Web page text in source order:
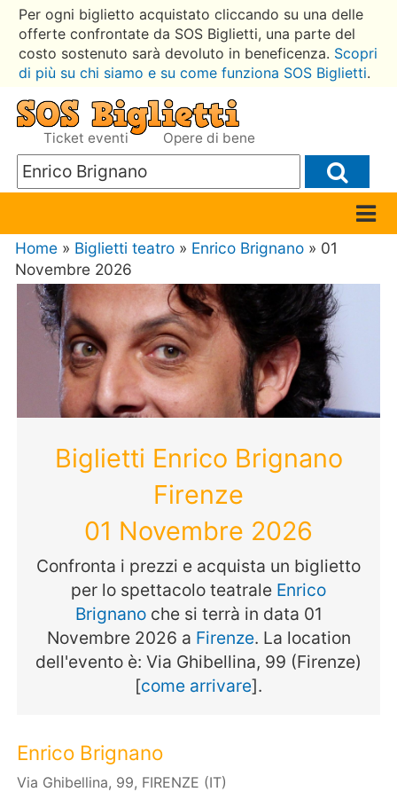
Per ogni biglietto acquistato cliccando su una delle
offerte confrontate da SOS Biglietti, una parte del
costo sostenuto sarà devoluto in beneficenza. Scopri
di più su chi siamo e su come funziona SOS Biglietti.
Ticket eventi Opere di bene
Home » Biglietti teatro » Enrico Brignano » 01
Novembre 2026
Biglietti Enrico Brignano
Firenze
01 Novembre 2026
Confronta i prezzi e acquista un biglietto
per lo spettacolo teatrale Enrico
Brignanoche si terrà in data 01
Novembre 2026 a Firenze. La location
dell'evento è: Via Ghibellina, 99 (Firenze)
[come arrivare].
Enrico Brignano
Via Ghibellina, 99, FIRENZE (IT)